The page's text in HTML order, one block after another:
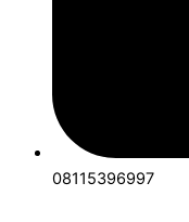
08115396997